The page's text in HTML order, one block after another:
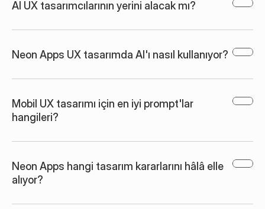
AI UX tasarımcılarının yerini alacak mı?
Neon Apps UX tasarımda AI'ı nasıl kullanıyor?
Mobil UX tasarımı için en iyi prompt'lar
hangileri?
Neon Apps hangi tasarım kararlarını hâlâ elle
alıyor?